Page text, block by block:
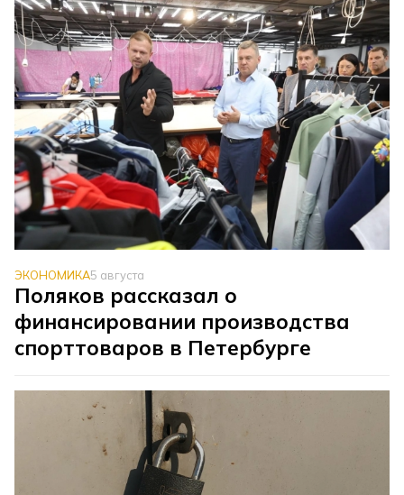
ЭКОНОМИКА5 августа
Поляков рассказал о
финансировании производства
спорттоваров в Петербурге